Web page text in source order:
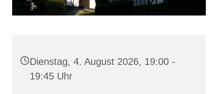
Dienstag, 4. August 2026, 19:00 -
19:45 Uhr